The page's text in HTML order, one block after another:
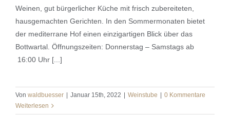
Weinen, gut bürgerlicher Küche mit frisch zubereiteten,
hausgemachten Gerichten. In den Sommermonaten bietet
der mediterrane Hof einen einzigartigen Blick über das
Bottwartal. Öffnungszeiten: Donnerstag – Samstags ab
16:00 Uhr [...]
Von waldbuesser | Januar 15th, 2022 | Weinstube | 0 Kommentare
Weiterlesen